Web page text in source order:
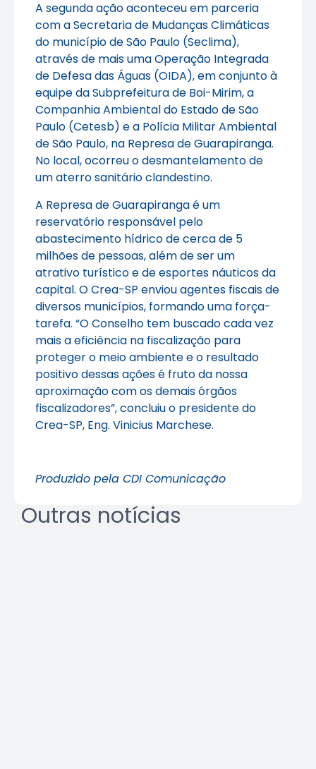
A segunda ação aconteceu em parceria
com a Secretaria de Mudanças Climáticas
do município de São Paulo (Seclima),
através de mais uma Operação Integrada
de Defesa das Águas (OIDA), em conjunto à
equipe da Subprefeitura de Boi-Mirim, a
Companhia Ambiental do Estado de São
Paulo (Cetesb) e a Polícia Militar Ambiental
de São Paulo, na Represa de Guarapiranga.
No local, ocorreu o desmantelamento de
um aterro sanitário clandestino.
A Represa de Guarapiranga é um
reservatório responsável pelo
abastecimento hídrico de cerca de 5
milhões de pessoas, além de ser um
atrativo turístico e de esportes náuticos da
capital. O Crea-SP enviou agentes fiscais de
diversos municípios, formando uma força-
tarefa. “O Conselho tem buscado cada vez
mais a eficiência na fiscalização para
proteger o meio ambiente e o resultado
positivo dessas ações é fruto da nossa
aproximação com os demais órgãos
fiscalizadores”, concluiu o presidente do
Crea-SP, Eng. Vinicius Marchese.
Produzido pela CDI Comunicação
Outras notícias